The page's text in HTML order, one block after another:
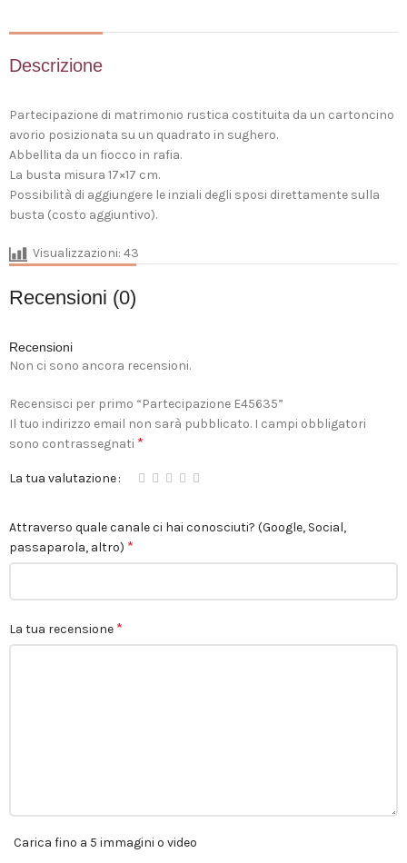
Descrizione
Partecipazione di matrimonio rustica costituita da un cartoncino
avorio posizionata su un quadrato in sughero.
Abbellita da un fiocco in rafia.
La busta misura 17×17 cm.
Possibilità di aggiungere le inziali degli sposi direttamente sulla
busta (costo aggiuntivo).
Visualizzazioni: 43
Recensioni (0)
Recensioni
Non ci sono ancora recensioni.
Recensisci per primo “Partecipazione E45635”
Il tuo indirizzo email non sarà pubblicato. I campi obbligatori
sono contrassegnati *
La tua valutazione
Attraverso quale canale ci hai conosciuti? (Google, Social,
passaparola, altro) *
La tua recensione *
Carica fino a 5 immagini o video